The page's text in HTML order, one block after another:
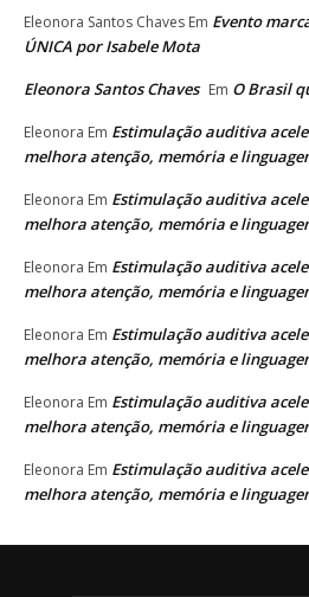
Eleonora Santos Chaves Em Evento
ÚNICA por Isabele Mota
Eleonora Santos Chaves Em O Brasil
Eleonora Em Estimulação auditiva
melhora atenção, memória e
Eleonora Em Estimulação auditiva
melhora atenção, memória e
Eleonora Em Estimulação auditiva
melhora atenção, memória e
Eleonora Em Estimulação auditiva
melhora atenção, memória e
Eleonora Em Estimulação auditiva
melhora atenção, memória e
Eleonora Em Estimulação auditiva
melhora atenção, memória e